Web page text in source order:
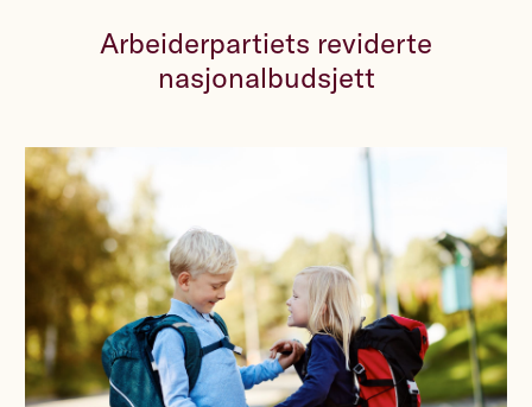
Arbeiderpartiets reviderte
nasjonalbudsjett